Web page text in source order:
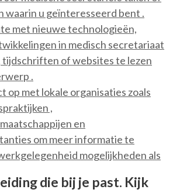
waarin u geïnteresseerd bent .
met nieuwe technologieën,
in medisch secretariaat
tijdschriften of websites te lezen
.
op met lokale organisaties zoals
,
en
om meer informatie te
mogelijkheden als
die bij je past. Kijk